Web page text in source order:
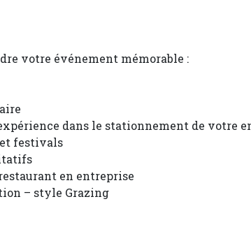
votre événement mémorable :
dans le stationnement de votre
festivals
en entreprise
– style Grazing